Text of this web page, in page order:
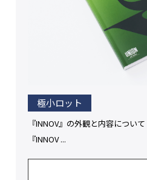
極小ロット
『INNOV』の外観と内容につい
『INNOV ...